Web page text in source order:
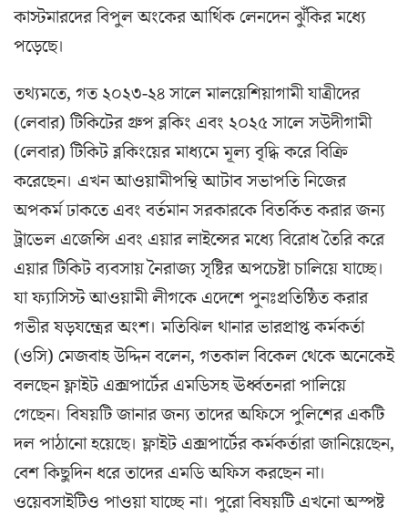
কাস্টমারদের বিপুল অংকের আর্থিক লেনদেন ঝুঁকির মধ্যে
পড়েছে।
তথ্যমতে, গত ২০২৩-২৪ সালে মালয়েশিয়াগামী যাত্রীদের
(লেবার) টিকিটের গ্রুপ ব্লকিং এবং ২০২৫ সালে সউদীগামী
(লেবার) টিকিট ব্লকিংয়ের মাধ্যমে মূল্য বৃদ্ধি করে বিক্রি
করেছেন। এখন আওয়ামীপন্থি আটাব সভাপতি নিজের
অপকর্ম ঢাকতে এবং বর্তমান সরকারকে বিতর্কিত করার জন্য
ট্রাভেল এজেন্সি এবং এয়ার লাইন্সের মধ্যে বিরোধ তৈরি করে
এয়ার টিকিট ব্যবসায় নৈরাজ্য সৃষ্টির অপচেষ্টা চালিয়ে যাচ্ছে।
যা ফ্যাসিস্ট আওয়ামী লীগকে এদেশে পুনঃপ্রতিষ্ঠিত করার
গভীর ষড়যন্ত্রের অংশ। মতিঝিল থানার ভারপ্রাপ্ত কর্মকর্তা
(ওসি) মেজবাহ উদ্দিন বলেন, গতকাল বিকেল থেকে অনেকেই
বলছেন ফ্লাইট এক্সপার্টের এমডিসহ ঊর্ধ্বতনরা পালিয়ে
গেছেন। বিষয়টি জানার জন্য তাদের অফিসে পুলিশের একটি
দল পাঠানো হয়েছে। ফ্লাইট এক্সপার্টের কর্মকর্তারা জানিয়েছেন,
বেশ কিছুদিন ধরে তাদের এমডি অফিস করছেন না।
ওয়েবসাইটিও পাওয়া যাচ্ছে না। পুরো বিষয়টি এখনো অস্পষ্ট